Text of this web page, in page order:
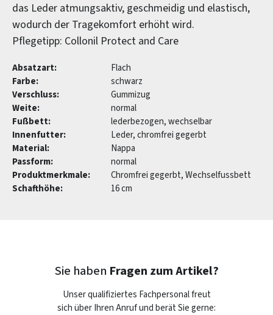
das Leder atmungsaktiv, geschmeidig und elastisch,
wodurch der Tragekomfort erhöht wird.
Pflegetipp: Collonil Protect and Care
Absatzart:
Flach
Farbe:
schwarz
Verschluss:
Gummizug
Weite:
normal
Fußbett:
lederbezogen, wechselbar
Innenfutter:
Leder, chromfrei gegerbt
Material:
Nappa
Passform:
normal
Produktmerkmale:
Chromfrei gegerbt, Wechselfussbett
Schafthöhe:
16 cm
Sie haben Fragen zum Artikel?
Unser qualifiziertes Fachpersonal freut
sich über Ihren Anruf und berät Sie gerne: